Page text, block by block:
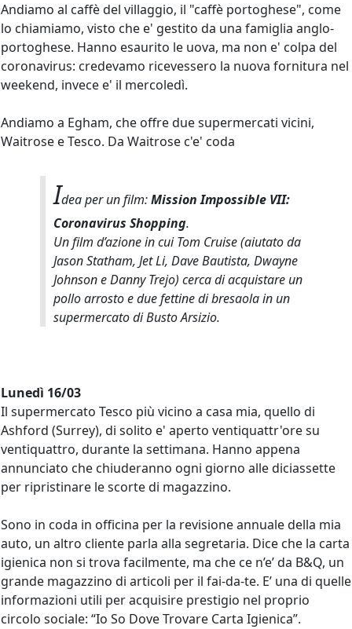
Andiamo al caffè del villaggio, il "caffè portoghese", come
lo chiamiamo, visto che e' gestito da una famiglia anglo-
portoghese. Hanno esaurito le uova, ma non e' colpa del
coronavirus: credevamo ricevessero la nuova fornitura nel
weekend, invece e' il mercoledì.
Andiamo a Egham, che offre due supermercati vicini,
Waitrose e Tesco. Da Waitrose c'e' coda
Idea per un film:Mission Impossible VII:
Coronavirus Shopping.
Un film d’azione in cui Tom Cruise (aiutato da
Jason Statham, Jet Li, Dave Bautista, Dwayne
Johnson e Danny Trejo) cerca di acquistare un
pollo arrosto e due fettine di bresaola in un
supermercato di Busto Arsizio.
Lunedì 16/03
Il supermercato Tesco più vicino a casa mia, quello di
Ashford (Surrey), di solito e' aperto ventiquattr'ore su
ventiquattro, durante la settimana. Hanno appena
annunciato che chiuderanno ogni giorno alle diciassette
per ripristinare le scorte di magazzino.
Sono in coda in officina per la revisione annuale della mia
auto, un altro cliente parla alla segretaria. Dice che la carta
igienica non si trova facilmente, ma che ce n’e’ da B&Q, un
grande magazzino di articoli per il fai-da-te. E’ una di quelle
informazioni utili per acquisire prestigio nel proprio
circolo sociale: “Io So Dove Trovare Carta Igienica”.